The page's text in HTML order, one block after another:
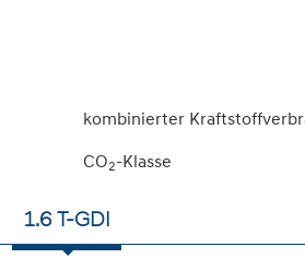
kombinierter
CO2-Klasse
1.6 T-GDI